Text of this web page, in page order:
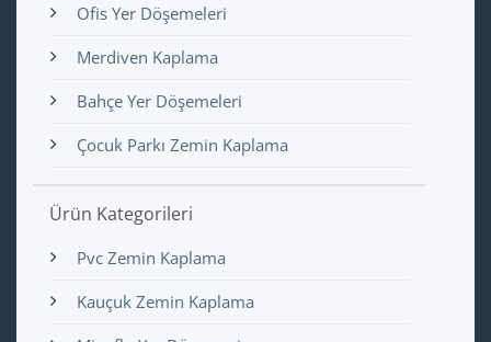
Ofis Yer Döşemeleri
Merdiven Kaplama
Bahçe Yer Döşemeleri
Çocuk Parkı Zemin Kaplama
Ürün Kategorileri
Pvc Zemin Kaplama
Kauçuk Zemin Kaplama